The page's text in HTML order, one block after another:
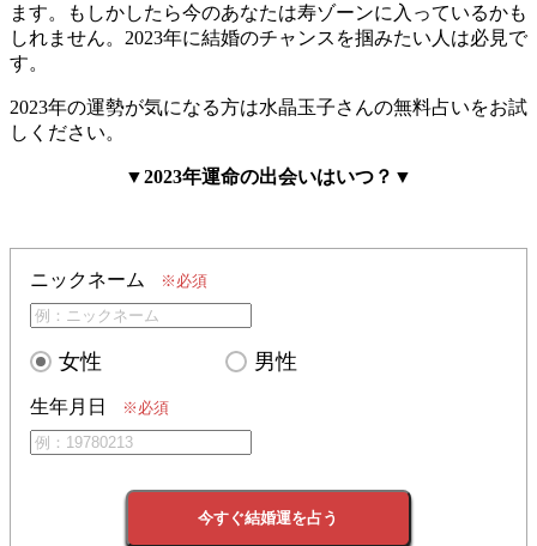
ます。もしかしたら今のあなたは寿ゾーンに入っているかも
しれません。2023年に結婚のチャンスを掴みたい人は必見で
す。
2023年の運勢が気になる方は水晶玉子さんの無料占いをお試
しください。
▼2023年運命の出会いはいつ？▼
ニックネーム ※必須
女性 男性
生年月日 ※必須
今すぐ結婚運を占う